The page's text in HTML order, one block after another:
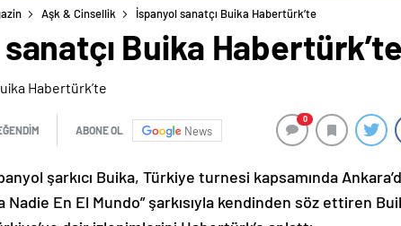
Aşk & Cinsellik İspanyol sanatçı Buika Habertürk’te
Buika Habertürk’te
ABONE OL News
0
şarkıcı Buika, Türkiye turnesi kapsamında
Nadie En El Mundo” şarkısıyla kendinden söz ettiren